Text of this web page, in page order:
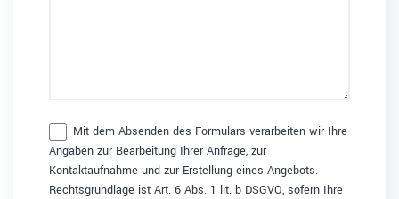
Mit dem Absenden des Formulars verarbeiten wir Ihre
Angaben zur Bearbeitung Ihrer Anfrage, zur
Kontaktaufnahme und zur Erstellung eines Angebots.
Rechtsgrundlage ist Art. 6 Abs. 1 lit. b DSGVO, sofern Ihre